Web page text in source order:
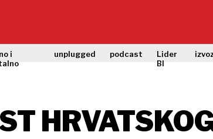
i
unplugged podcast
Lider
BI